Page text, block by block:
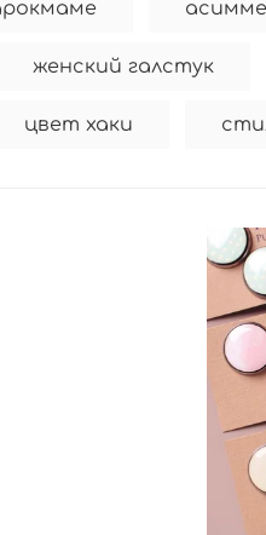
женский галстук
цвет хаки